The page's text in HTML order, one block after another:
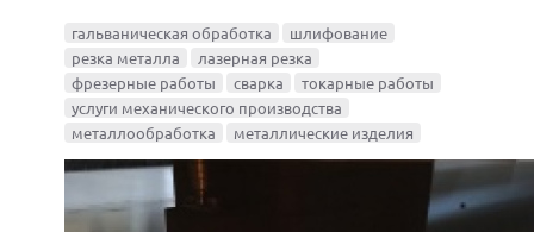
гальваническая обработка
шлифование
резка металла
лазерная резка
фрезерные работы
сварка
токарные работы
услуги механического производства
металлообработка
металлические изделия